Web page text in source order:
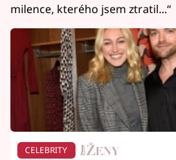
milence, kterého jsem ztratil...“
CELEBRITY